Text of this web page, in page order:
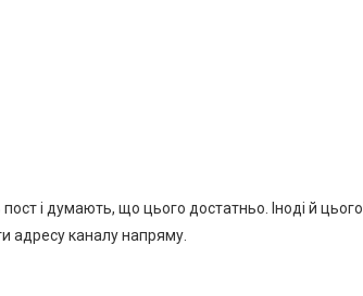
і думають, що цього достатньо. Іноді й цього
адресу каналу напряму.